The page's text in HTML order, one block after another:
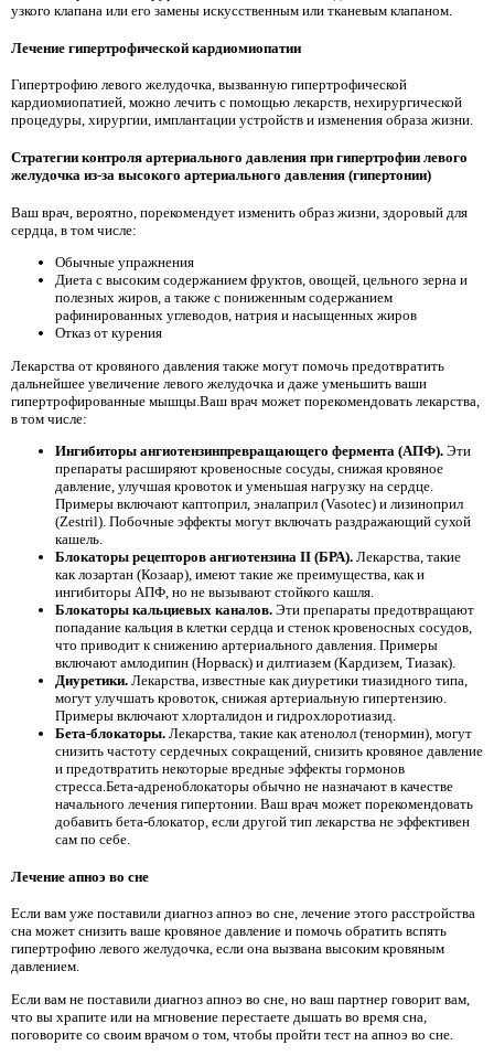
узкого клапана или его замены искусственным или тканевым клапаном.
Лечение гипертрофической кардиомиопатии
Гипертрофию левого желудочка, вызванную гипертрофической
кардиомиопатией, можно лечить с помощью лекарств, нехирургической
процедуры, хирургии, имплантации устройств и изменения образа жизни.
Стратегии контроля артериального давления при гипертрофии левого
желудочка из-за высокого артериального давления (гипертонии)
Ваш врач, вероятно, порекомендует изменить образ жизни, здоровый для
сердца, в том числе:
Обычные упражнения
Диета с высоким содержанием фруктов, овощей, цельного зерна и
полезных жиров, а также с пониженным содержанием
рафинированных углеводов, натрия и насыщенных жиров
Отказ от курения
Лекарства от кровяного давления также могут помочь предотвратить
дальнейшее увеличение левого желудочка и даже уменьшить ваши
гипертрофированные мышцы.Ваш врач может порекомендовать лекарства,
в том числе:
Ингибиторы ангиотензинпревращающего фермента (АПФ). Эти
препараты расширяют кровеносные сосуды, снижая кровяное
давление, улучшая кровоток и уменьшая нагрузку на сердце.
Примеры включают каптоприл, эналаприл (Vasotec) и лизиноприл
(Zestril). Побочные эффекты могут включать раздражающий сухой
кашель.
Блокаторы рецепторов ангиотензина II (БРА). Лекарства, такие
как лозартан (Козаар), имеют такие же преимущества, как и
ингибиторы АПФ, но не вызывают стойкого кашля.
Блокаторы кальциевых каналов. Эти препараты предотвращают
попадание кальция в клетки сердца и стенок кровеносных сосудов,
что приводит к снижению артериального давления. Примеры
включают амлодипин (Норваск) и дилтиазем (Кардизем, Тиазак).
Диуретики. Лекарства, известные как диуретики тиазидного типа,
могут улучшать кровоток, снижая артериальную гипертензию.
Примеры включают хлорталидон и гидрохлоротиазид.
Бета-блокаторы. Лекарства, такие как атенолол (тенормин), могут
снизить частоту сердечных сокращений, снизить кровяное давление
и предотвратить некоторые вредные эффекты гормонов
стресса.Бета-адреноблокаторы обычно не назначают в качестве
начального лечения гипертонии. Ваш врач может порекомендовать
добавить бета-блокатор, если другой тип лекарства не эффективен
сам по себе.
Лечение апноэ во сне
Если вам уже поставили диагноз апноэ во сне, лечение этого расстройства
сна может снизить ваше кровяное давление и помочь обратить вспять
гипертрофию левого желудочка, если она вызвана высоким кровяным
давлением.
Если вам не поставили диагноз апноэ во сне, но ваш партнер говорит вам,
что вы храпите или на мгновение перестаете дышать во время сна,
поговорите со своим врачом о том, чтобы пройти тест на апноэ во сне.